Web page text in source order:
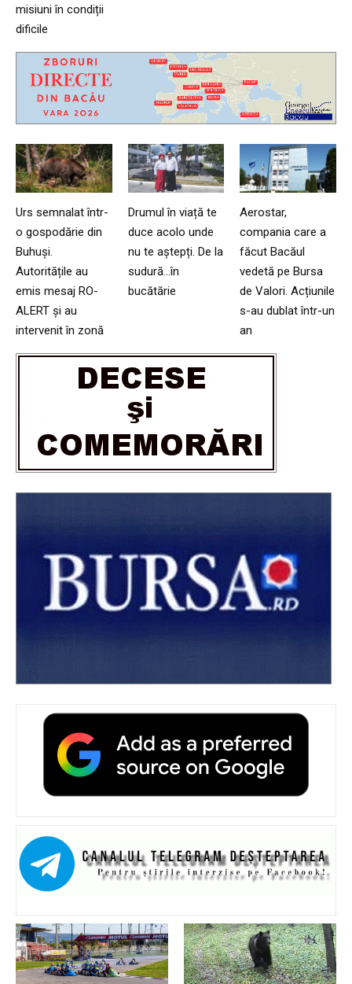
misiuni în condiții
dificile
Urs semnalat într-
o gospodărie din
Buhuși.
Autoritățile au
emis mesaj RO-
ALERT și au
intervenit în zonă
Drumul în viață te
duce acolo unde
nu te aștepți. De la
sudură…în
bucătărie
Aerostar,
compania care a
făcut Bacăul
vedetă pe Bursa
de Valori. Acțiunile
s-au dublat într-un
an